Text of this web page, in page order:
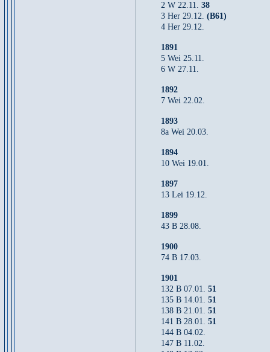
2 W 22.11. 38
3 Her 29.12. (B61)
4 Her 29.12.
1891
5 Wei 25.11.
6 W 27.11.
1892
7 Wei 22.02.
1893
8a Wei 20.03.
1894
10 Wei 19.01.
1897
13 Lei 19.12.
1899
43 B 28.08.
1900
74 B 17.03.
1901
132 B 07.01. 51
135 B 14.01. 51
138 B 21.01. 51
141 B 28.01. 51
144 B 04.02.
147 B 11.02.